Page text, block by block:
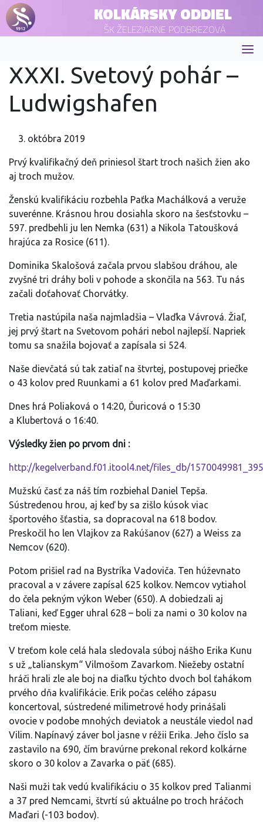
KOLKÁRSKY ODDIEL
ŠK ŽELEZIARNE PODBREZOVÁ
XXXI. Svetový pohár –
Ludwigshafen
3. októbra 2019
Prvý kvalifikačný deň priniesol štart troch našich žien ako
aj troch mužov.
Ženskú kvalifikáciu rozbehla Paťka Machálková a veruže
suverénne. Krásnou hrou dosiahla skoro na šesťstovku –
597. predbehli ju len Nemka (631) a Nikola Tatoušková
hrajúca za Rosice (611).
Dominika Skalošová začala prvou slabšou dráhou, ale
zvyšné tri dráhy boli v pohode a skončila na 563. Tu nás
začali doťahovať Chorvátky.
Tretia nastúpila naša najmladšia – Vlaďka Vávrová. Žiaľ,
jej prvý štart na Svetovom pohári nebol najlepší. Napriek
tomu sa snažila bojovať a zapísala si 524.
Naše dievčatá sú tak zatiaľ na štvrtej, postupovej priečke
o 43 kolov pred Ruunkami a 61 kolov pred Maďarkami.
Dnes hrá Poliaková o 14:20, Ďuricová o 15:30
a Klubertová o 16:40.
Výsledky žien po prvom dni :
http://kegelverband.f01.itool4.net/files_db/
Mužskú časť za náš tím rozbiehal Daniel Tepša.
Sústredenou hrou, aj keď by sa zišlo kúsok viac
športového šťastia, sa dopracoval na 618 bodov.
Preskočil ho len Vlajkov za Rakúšanov (627) a Weiss za
Nemcov (620).
Potom prišiel rad na Bystríka Vadoviča. Ten húževnato
pracoval a v závere zapísal 625 kolkov. Nemcov vytiahol
do čela pekným výkon Weber (650). A dobiedzali aj
Taliani, keď Egger uhral 628 – boli za nami o 30 kolov na
treťom mieste.
V treťom kole celá hala sledovala súboj nášho Erika Kunu
s už „talianskym“ Vilmošom Zavarkom. Niežeby ostatní
hráči hrali zle ale boj na diaľku týchto dvoch bol ťahákom
prvého dňa kvalifikácie. Erik počas celého zápasu
koncertoval, sústredené milimetrové hody prinášali
ovocie v podobe mnohých deviatok a neustále viedol nad
Vilim. Napínavý záver bol jasne v réžii Erika. Jeho číslo sa
zastavilo na 690, čím bravúrne prekonal rekord kolkárne
skoro o 30 kolov a Zavarka o päť (685).
Naši muži tak vedú kvalifikáciu o 35 kolkov pred Talianmi
a 37 pred Nemcami, štvrtí sú aktuálne po troch hráčoch
Maďari (-103 bodov).